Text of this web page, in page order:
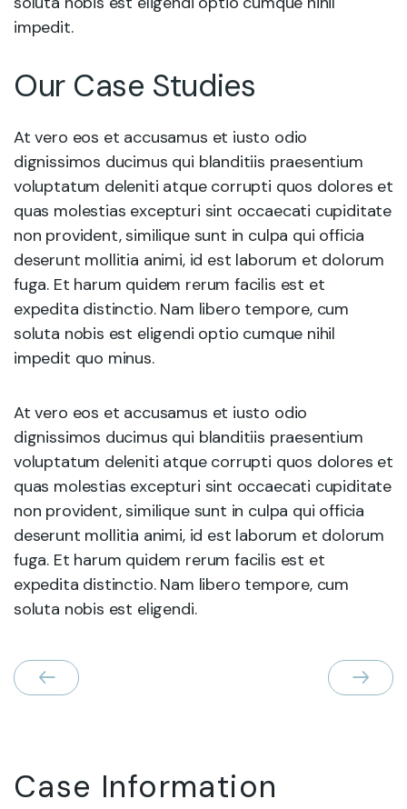
impedit.
Our Case Studies
At vero eos et accusamus et iusto odio
dignissimos ducimus qui blanditiis praesentium
voluptatum deleniti atque corrupti quos dolores et
quas molestias excepturi sint occaecati cupiditate
non provident, similique sunt in culpa qui officia
deserunt mollitia animi, id est laborum et dolorum
fuga. Et harum quidem rerum facilis est et
expedita distinctio. Nam libero tempore, cum
soluta nobis est eligendi optio cumque nihil
impedit quo minus.
At vero eos et accusamus et iusto odio
dignissimos ducimus qui blanditiis praesentium
voluptatum deleniti atque corrupti quos dolores et
quas molestias excepturi sint occaecati cupiditate
non provident, similique sunt in culpa qui officia
deserunt mollitia animi, id est laborum et dolorum
fuga. Et harum quidem rerum facilis est et
expedita distinctio. Nam libero tempore, cum
soluta nobis est eligendi.
Case Information